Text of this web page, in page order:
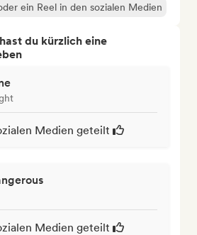
ein Reel in den sozialen Medien
du kürzlich eine
Medien geteilt
Medien geteilt